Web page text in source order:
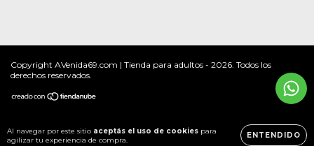
Al navegar por este sitio aceptás el uso de cookies para
agilizar tu experiencia de compra.
ENTENDIDO
Copyright AVenida69.com | Tienda para adultos - 2026. Todos los
derechos reservados.